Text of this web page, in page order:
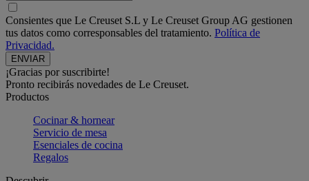
Consientes que Le Creuset S.L y Le Creuset Group AG gestionen
tus datos como corresponsables del tratamiento. Política de
Privacidad.
¡Gracias por suscribirte!
Pronto recibirás novedades de Le Creuset.
Productos
Cocinar & hornear
Servicio de mesa
Esenciales de cocina
Regalos